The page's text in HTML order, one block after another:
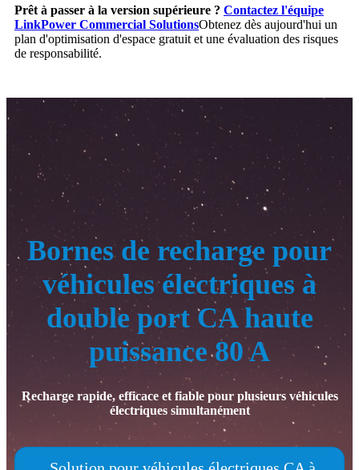
Prêt à passer à la version supérieure ? Contactez l'équipe
LinkPower Commercial SolutionsObtenez dès aujourd'hui un
plan d'optimisation d'espace gratuit et une évaluation des risques
de responsabilité.
Bornes de recharge pour
véhicules électriques à
double port CA haute
puissance 80 A
Recharge rapide, efficace et fiable pour plusieurs véhicules
électriques simultanément